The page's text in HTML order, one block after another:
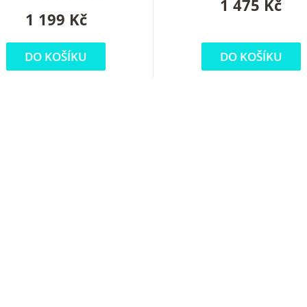
1 199 Kč
DO KOŠÍKU
1 475 Kč
DO KOŠÍKU